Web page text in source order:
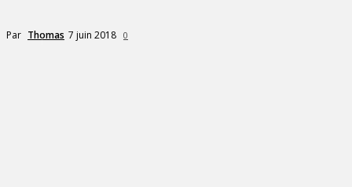
Par Thomas 7 juin 2018 0